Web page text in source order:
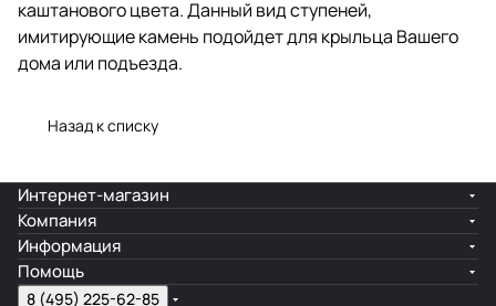
каштанового цвета. Данный вид ступеней,
имитирующие камень подойдет для крыльца Вашего
дома или подъезда.
Назад к списку
Интернет-магазин
Компания
Информация
Помощь
8 (495) 225-62-85